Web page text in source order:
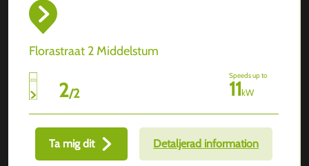
Florastraat 2 Middelstum
2/2
Speeds up to
11kW
Ta mig dit Detaljerad information